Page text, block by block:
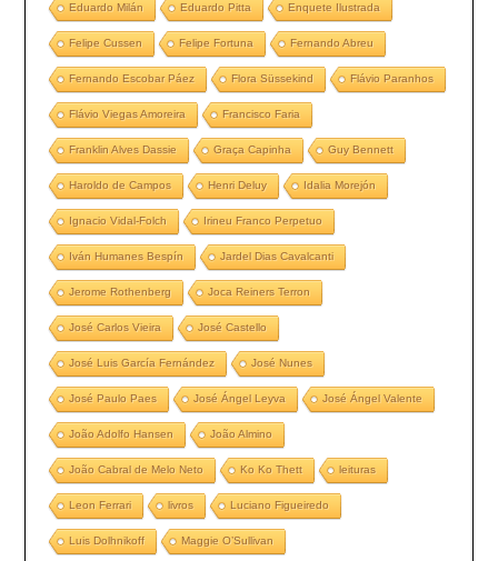
Eduardo Milán Eduardo Pitta Enquete Ilustrada
Felipe Cussen Felipe Fortuna Fernando Abreu
Fernando Escobar Páez Flora Süssekind Flávio Paranhos
Flávio Viegas Amoreira Francisco Faria
Franklin Alves Dassie Graça Capinha Guy Bennett
Haroldo de Campos Henri Deluy Idalia Morejón
Ignacio Vidal-Folch Irineu Franco Perpetuo
Iván Humanes Bespín Jardel Dias Cavalcanti
Jerome Rothenberg Joca Reiners Terron
José Carlos Vieira José Castello
José Luis García Fernández José Nunes
José Paulo Paes José Ángel Leyva José Ángel Valente
João Adolfo Hansen João Almino
João Cabral de Melo Neto Ko Ko Thett leituras
Leon Ferrari livros Luciano Figueiredo
Luis Dolhnikoff Maggie O’Sullivan